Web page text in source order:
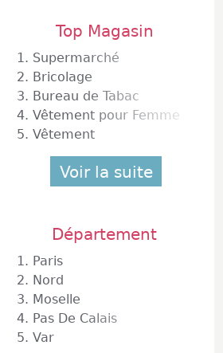
Top Magasin
1. Supermarché
2. Bricolage
3. Bureau de Tabac
4. Vêtement pour Femme
5. Vêtement
Voir la suite
Département
1. Paris
2. Nord
3. Moselle
4. Pas De Calais
5. Var